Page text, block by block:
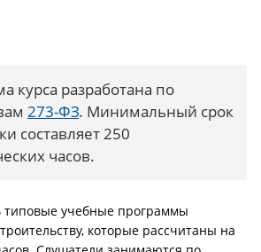
курса разработана по
273-ФЗ. Минимальный срок
составляет 250
часов.
типовые учебные программы
которые рассчитаны на